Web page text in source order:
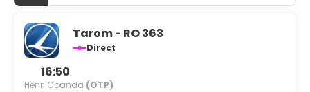
Tarom - RO 363
Direct
16:50
Henri Coanda (OTP)